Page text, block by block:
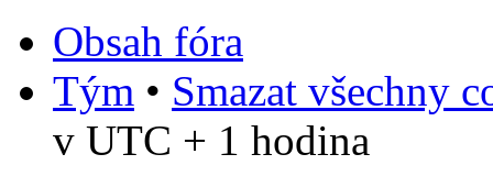
Obsah fóra
Tým • Smazat všechny
v UTC + 1 hodina